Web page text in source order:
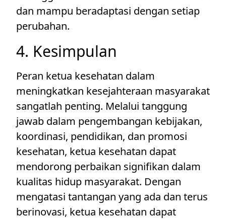
dan mampu beradaptasi dengan setiap
perubahan.
4. Kesimpulan
Peran ketua kesehatan dalam
meningkatkan kesejahteraan masyarakat
sangatlah penting. Melalui tanggung
jawab dalam pengembangan kebijakan,
koordinasi, pendidikan, dan promosi
kesehatan, ketua kesehatan dapat
mendorong perbaikan signifikan dalam
kualitas hidup masyarakat. Dengan
mengatasi tantangan yang ada dan terus
berinovasi, ketua kesehatan dapat